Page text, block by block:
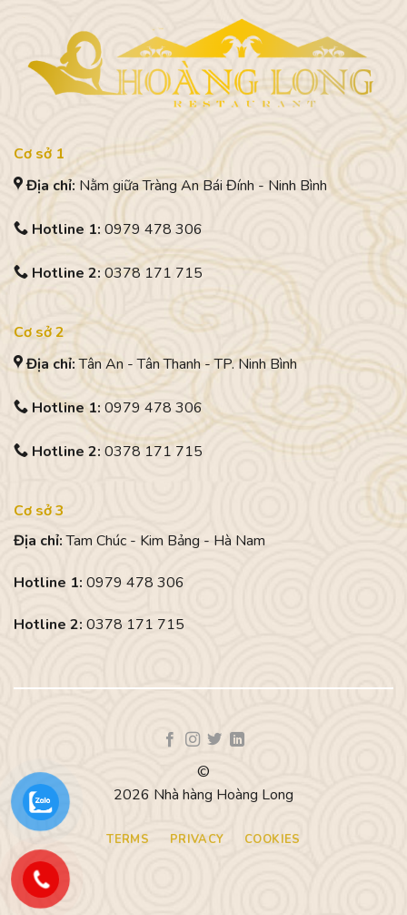
Cơ sở 1
Địa chỉ: Nằm giữa Tràng An Bái Đính - Ninh Bình
Hotline 1: 0979 478 306
Hotline 2:0378 171 715
Cơ sở 2
Địa chỉ:Tân An - Tân Thanh - TP. Ninh Bình
Hotline 1: 0979 478 306
Hotline 2: 0378 171 715
Cơ sở 3
Địa chỉ:Tam Chúc - Kim Bảng - Hà Nam
Hotline 1: 0979 478 306
Hotline 2: 0378 171 715
©
2026 Nhà hàng Hoàng Long
TERMS PRIVACY COOKIES